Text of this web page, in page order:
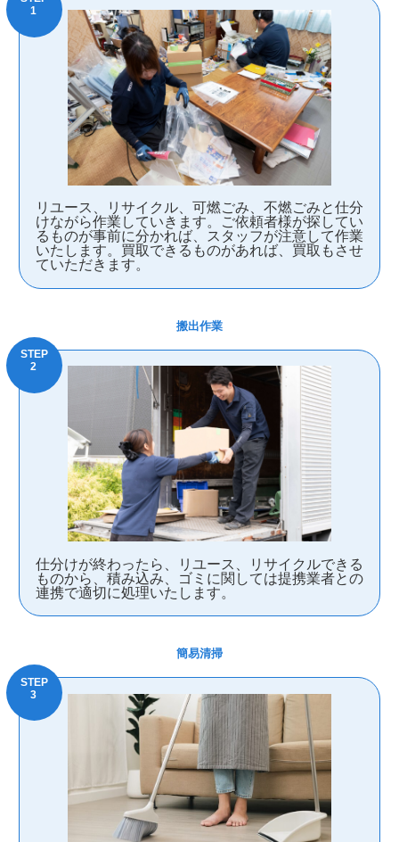
リユース、リサイクル、可燃ごみ、不燃ごみと仕分
けながら作業していきます。ご依頼者様が探してい
るものが事前に分かれば、スタッフが注意して作業
いたします。買取できるものがあれば、買取もさせ
ていただきます。
搬出作業
仕分けが終わったら、リユース、リサイクルできる
ものから、積み込み、ゴミに関しては提携業者との
連携で適切に処理いたします。
簡易清掃